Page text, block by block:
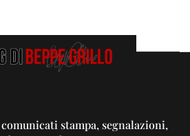
stampa, segnalazioni,